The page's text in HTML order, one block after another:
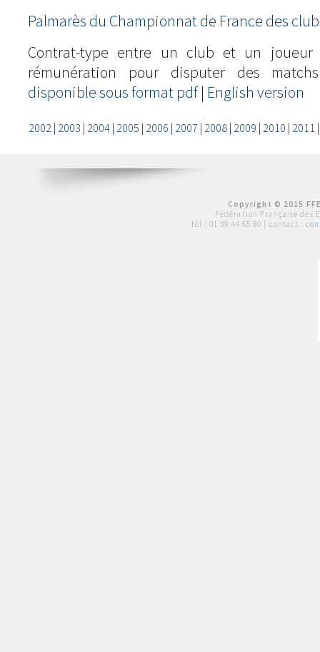
Palmarès du Championnat de France des
Contrat-type entre un club et un joueur
rémunération pour disputer des
disponible sous format pdf | English version
2002| 2003 | 2004| 2005 | 2006 | 2007 | 2008| 2009 | 2010 | 2011
Copyright © 2015
Fédération Française des
tél : 01 39 44 65 80 | contact :